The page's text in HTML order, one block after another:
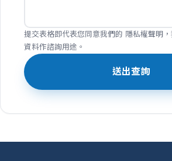
提交表格即代表您同意我們的 隱私權聲明
資料作諮詢用途。
送出查詢